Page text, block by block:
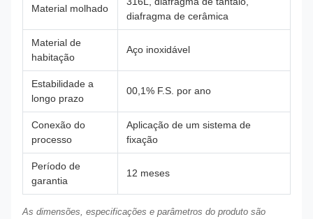
Material molhado
diafragma de cerâmica
Material de
habitação
Aço inoxidável
Estabilidade a
longo prazo
00,1% F.S. por ano
Conexão do
processo
Aplicação de um sistema de
fixação
Período de
garantia
12 meses
As dimensões, especificações e parâmetros do produto são